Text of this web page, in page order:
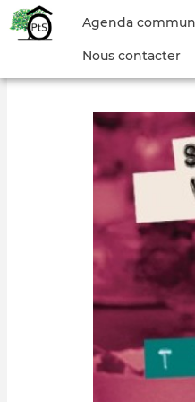
Menu
compte
l'utilisateur
Agenda commun
Nous contacter